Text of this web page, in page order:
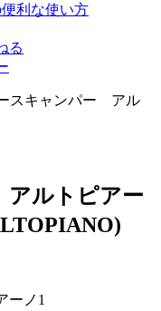
利な使い方
る
スキャンパー アル
ルトピアー